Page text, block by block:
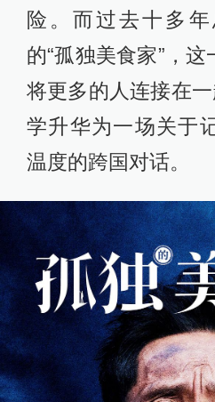
险。而过去十多
的“孤独美食家”，这
将更多的人连接在
学升华为一场关于
温度的跨国对话。